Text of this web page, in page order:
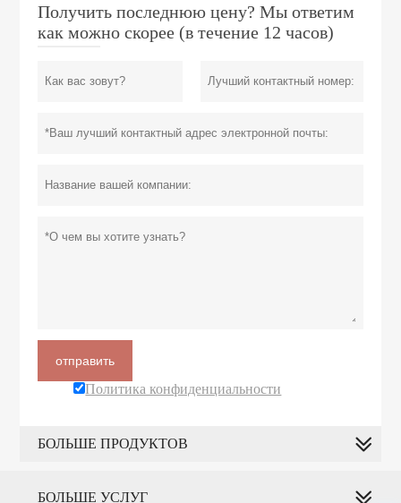
Получить последнюю цену? Мы ответим
как можно скорее (в течение 12 часов)
отправить
Политика конфиденциальности
БОЛЬШЕ ПРОДУКТОВ
БОЛЬШЕ УСЛУГ